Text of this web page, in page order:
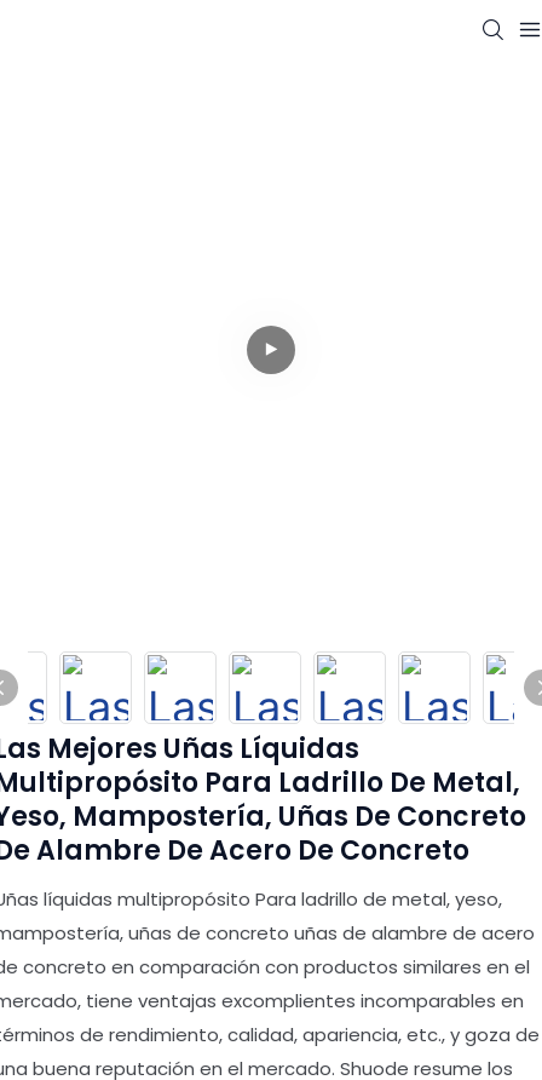
Mejores Uñas Líquidas
Para Ladrillo De Metal,
Mampostería, Uñas De Concreto
Alambre De Acero De Concreto
líquidas multipropósito Para ladrillo de metal, yeso,
uñas de concreto uñas de alambre de acero
concreto en comparación con productos similares en el
tiene ventajas excomplientes incomparables en
de rendimiento, calidad, apariencia, etc., y goza de
buena reputación en el mercado. Shuode resume los